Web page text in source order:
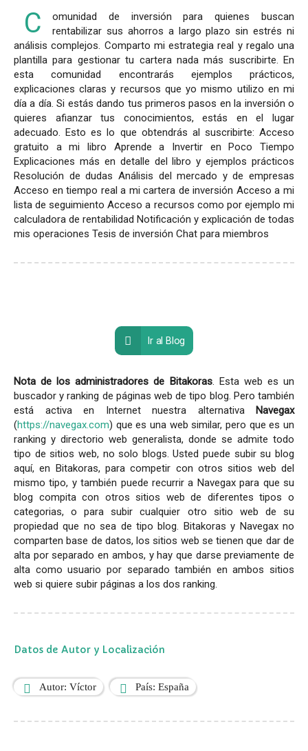
C
omunidad de inversión para quienes buscan
rentabilizar sus ahorros a largo plazo sin estrés ni
análisis complejos. Comparto mi estrategia real y regalo una
plantilla para gestionar tu cartera nada más suscribirte. En
esta comunidad encontrarás ejemplos prácticos,
explicaciones claras y recursos que yo mismo utilizo en mi
día a día. Si estás dando tus primeros pasos en la inversión o
quieres afianzar tus conocimientos, estás en el lugar
adecuado. Esto es lo que obtendrás al suscribirte: Acceso
gratuito a mi libro Aprende a Invertir en Poco Tiempo
Explicaciones más en detalle del libro y ejemplos prácticos
Resolución de dudas Análisis del mercado y de empresas
Acceso en tiempo real a mi cartera de inversión Acceso a mi
lista de seguimiento Acceso a recursos como por ejemplo mi
calculadora de rentabilidad Notificación y explicación de todas
mis operaciones Tesis de inversión Chat para miembros
Ir al Blog
Nota de los administradores de Bitakoras. Esta web es un
buscador y ranking de páginas web de tipo blog. Pero también
está activa en Internet nuestra alternativa Navegax
(https://navegax.com) que es una web similar, pero que es un
ranking y directorio web generalista, donde se admite todo
tipo de sitios web, no solo blogs. Usted puede subir su blog
aquí, en Bitakoras, para competir con otros sitios web del
mismo tipo, y también puede recurrir a Navegax para que su
blog compita con otros sitios web de diferentes tipos o
categorias, o para subir cualquier otro sitio web de su
propiedad que no sea de tipo blog. Bitakoras y Navegax no
comparten base de datos, los sitios web se tienen que dar de
alta por separado en ambos, y hay que darse previamente de
alta como usuario por separado también en ambos sitios
web si quiere subir páginas a los dos ranking.
Datos de Autor y Localización
Autor: Víctor País: España